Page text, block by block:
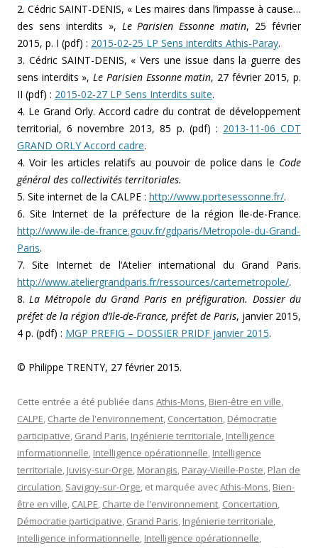
2. Cédric SAINT-DENIS, « Les maires dans l’impasse à cause…
des sens interdits », Le Parisien Essonne matin, 25 février
2015, p. I (pdf) : 2015-02-25 LP Sens interdits Athis-Paray.
3. Cédric SAINT-DENIS, « Vers une issue dans la guerre des
sens interdits »,Le Parisien Essonne matin, 27 février 2015, p.
II (pdf) : 2015-02-27 LP Sens Interdits suite.
4. Le Grand Orly. Accord cadre du contrat de développement
territorial, 6 novembre 2013, 85 p. (pdf) : 2013-11-06 CDT
GRAND ORLY Accord cadre.
4. Voir les articles relatifs au pouvoir de police dans le Code
général des collectivités territoriales.
5. Site internet de la CALPE : http://www.portesessonne.fr/.
6. Site Internet de la préfecture de la région Ile-de-France.
http://www.ile-de-france.gouv.fr/gdparis/Metropole-du-Grand-
Paris.
7. Site Internet de l’Atelier international du Grand Paris.
http://www.ateliergrandparis.fr/ressources/cartemetropole/.
8.La Métropole du Grand Paris en préfiguration. Dossier du
préfet de la région d’Ile-de-France, préfet de Paris, janvier 2015,
4 p. (pdf) : MGP PREFIG – DOSSIER PRIDF janvier 2015.
© Philippe TRENTY, 27 février 2015.
Cette entrée a été publiée dans Athis-Mons, Bien-être en ville,
CALPE, Charte de l'environnement, Concertation, Démocratie
participative, Grand Paris, Ingénierie territoriale, Intelligence
informationnelle, Intelligence opérationnelle, Intelligence
territoriale, Juvisy-sur-Orge, Morangis, Paray-Vieille-Poste, Plan de
circulation, Savigny-sur-Orge, et marquée avecAthis-Mons, Bien-
être en ville, CALPE, Charte de l'environnement, Concertation,
Démocratie participative, Grand Paris, Ingénierie territoriale,
Intelligence informationnelle, Intelligence opérationnelle,